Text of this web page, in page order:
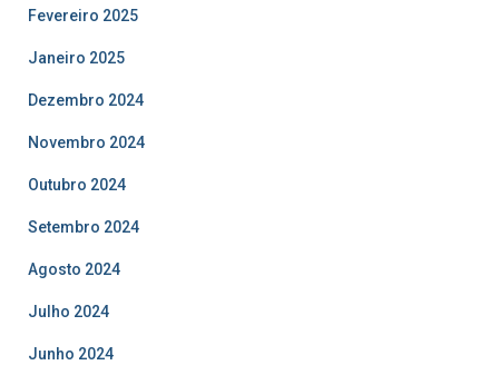
Fevereiro 2025
Janeiro 2025
Dezembro 2024
Novembro 2024
Outubro 2024
Setembro 2024
Agosto 2024
Julho 2024
Junho 2024